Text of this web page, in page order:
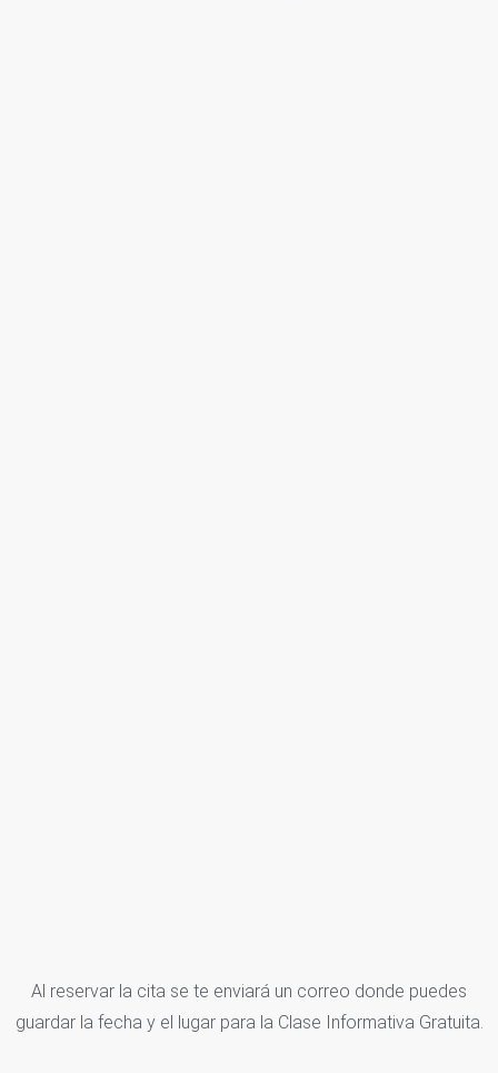
Al reservar la cita se te enviará un correo donde puedes
guardar la fecha y el lugar para la Clase Informativa Gratuita.